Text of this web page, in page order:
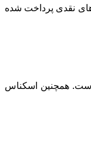
نقدی پرداخت شده
دلار بدون تفاوت نسبت به روز گذشته، ۴۴ هزار و ۸۱۱ تومان مبادله می‌شود و قیمت دلار حواله نیز ۴۱ هزار و ۸۴۰ تومان است. همچنین اسکناس